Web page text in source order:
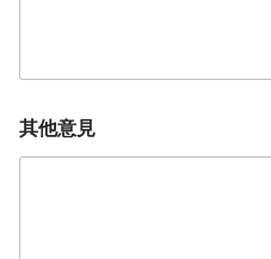
其他意見